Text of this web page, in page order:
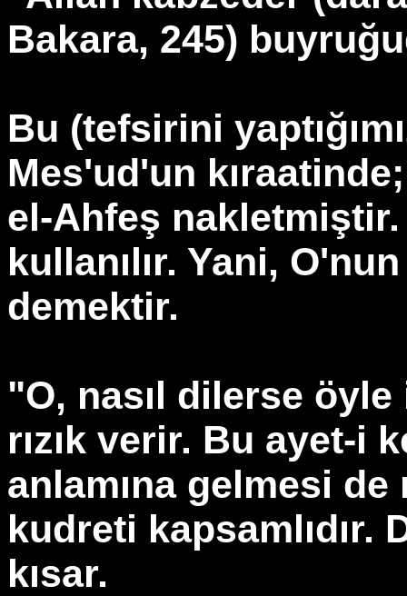
Bakara, 245)
Bu (tefsirini
Mes'ud'un
el-Ahfeş
kullanılır. Yani,
demektir.
"O, nasıl dilerse
rızık verir. Bu ayet-i
anlamına gelmesi
kudreti
kısar.